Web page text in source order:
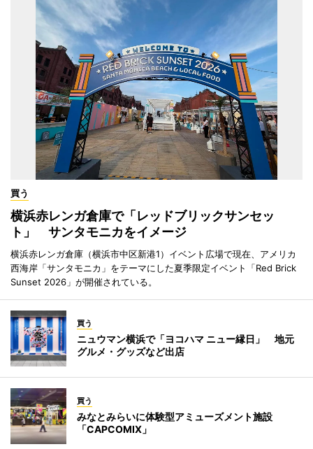
買う
横浜赤レンガ倉庫で「レッドブリックサンセッ
ト」 サンタモニカをイメージ
横浜赤レンガ倉庫（横浜市中区新港1）イベント広場で現在、アメリカ
西海岸「サンタモニカ」をテーマにした夏季限定イベント「Red Brick
Sunset 2026」が開催されている。
買う
ニュウマン横浜で「ヨコハマ ニュー縁日」 地元
グルメ・グッズなど出店
買う
みなとみらいに体験型アミューズメント施設
「CAPCOMIX」